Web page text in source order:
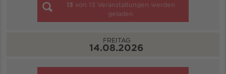
13 von 13 Veranstaltungen werden
geladen
FREITAG
14.08.2026